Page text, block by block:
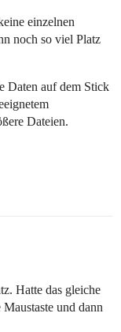
einzelnen
noch so viel Platz
Daten auf dem Stick
Dateien.
Hatte das gleiche
und dann